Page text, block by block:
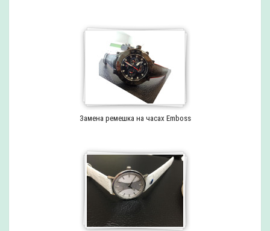
Замена ремешка на часах Emboss